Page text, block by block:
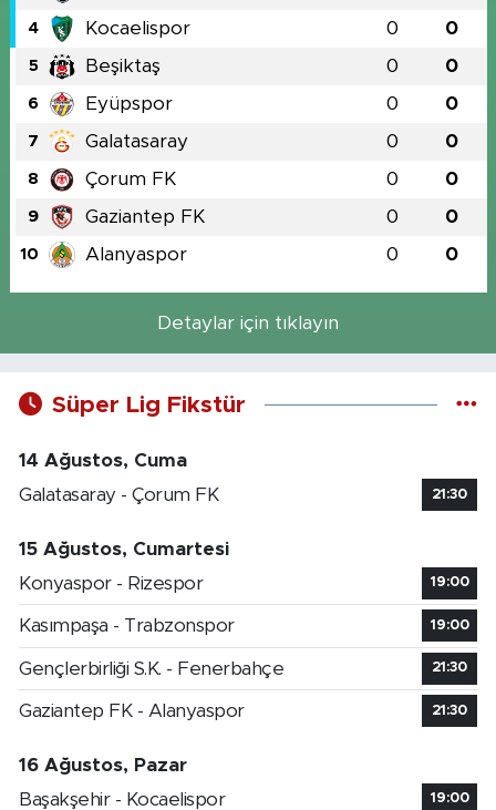
4 Kocaelispor 0 0
5 Beşiktaş 0 0
6 Eyüpspor 0 0
7 Galatasaray 0 0
8 Çorum FK 0 0
9 Gaziantep FK 0 0
10 Alanyaspor 0 0
Detaylar için tıklayın
Süper Lig Fikstür
14 Ağustos, Cuma
Galatasaray - Çorum FK
21:30
15 Ağustos, Cumartesi
Konyaspor - Rizespor
19:00
Kasımpaşa - Trabzonspor 19:00
Gençlerbirliği S.K. - Fenerbahçe 21:30
Gaziantep FK - Alanyaspor 21:30
16 Ağustos, Pazar
Başakşehir - Kocaelispor
19:00